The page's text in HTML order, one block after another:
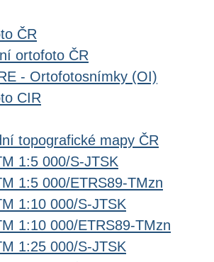
ČR
ortofoto ČR
- Ortofotosnímky (OI)
CIR
topografické mapy ČR
1:5 000/S-JTSK
1:5 000/ETRS89-TMzn
1:10 000/S-JTSK
1:10 000/ETRS89-TMzn
1:25 000/S-JTSK